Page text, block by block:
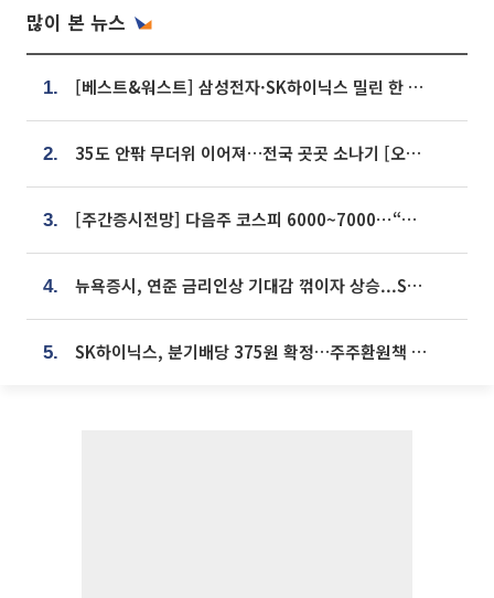
많이 본 뉴스
1. [베스트&워스트] 삼성전자·SK하이닉스 밀린 한 주…상상인증권은 85% 급등
2. 35도 안팎 무더위 이어져…전국 곳곳 소나기 [오늘 날씨]
3. [주간증시전망] 다음주 코스피 6000~7000⋯“外人 수급은 정책이 변수”
4. 뉴욕증시, 연준 금리인상 기대감 꺾이자 상승...S&P500 사상 최고치 [종합]
5. SK하이닉스, 분기배당 375원 확정…주주환원책 9월로 앞당겨 발표